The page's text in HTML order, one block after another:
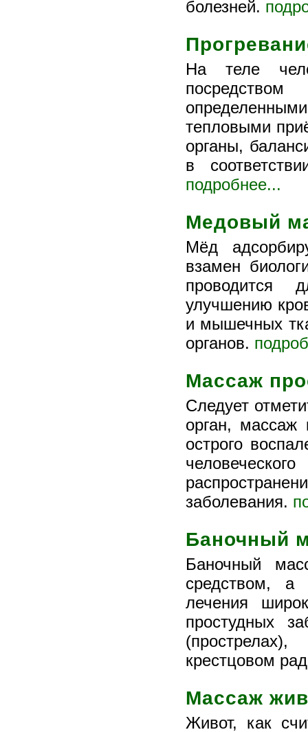
болезней.
На теле
тепловыми
органы,
в
подробнее...
Медовый
Мёд
взамен
проводится
улучшению
и мышечных
органов.
Массаж
Следует
орган, массаж
острого
заболевания.
Баночный
Баночный
средством, а
лечения
простудных
крестцовом
Массаж
Живот, как